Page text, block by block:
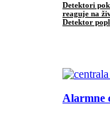
Detektori
reaguje na
Detektor
Alarmne